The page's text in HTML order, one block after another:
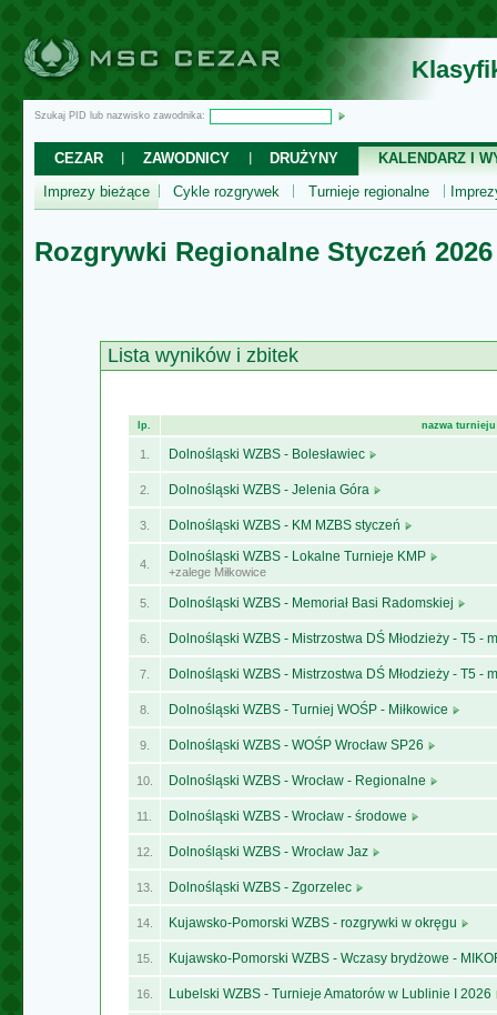
Szukaj PID lub nazwisko zawodnika:
CEZAR ZAWODNICY DRUŻYNY
KALENDARZ I
Imprezy bieżące
Cykle rozgrywek Turnieje regionalne
Rozgrywki Regionalne Styczeń 2026
Lista wyników i zbitek
lp. nazwa turnieju
1. Dolnośląski WZBS - Bolesławiec
2. Dolnośląski WZBS - Jelenia Góra
3. Dolnośląski WZBS - KM MZBS styczeń
4. Dolnośląski WZBS - Lokalne Turnieje KMP
+zalege Miłkowice
5. Dolnośląski WZBS - Memoriał Basi Radomskiej
6. Dolnośląski WZBS - Mistrzostwa DŚ Młodzieży - T5 -
7. Dolnośląski WZBS - Mistrzostwa DŚ Młodzieży - T5 -
8. Dolnośląski WZBS - Turniej WOŚP - Miłkowice
9. Dolnośląski WZBS - WOŚP Wrocław SP26
10. Dolnośląski WZBS - Wrocław - Regionalne
11. Dolnośląski WZBS - Wrocław - środowe
12. Dolnośląski WZBS - Wrocław Jaz
13. Dolnośląski WZBS - Zgorzelec
14. Kujawsko-Pomorski WZBS - rozgrywki w okręgu
15. Kujawsko-Pomorski WZBS - Wczasy brydżowe -
16. Lubelski WZBS - Turnieje Amatorów w Lublinie I 2026